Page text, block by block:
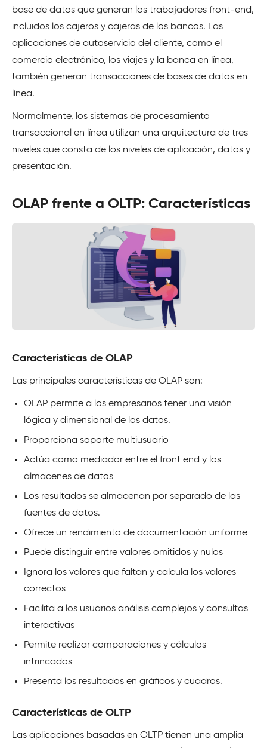
base de datos que generan los trabajadores front-end,
incluidos los cajeros y cajeras de los bancos. Las
aplicaciones de autoservicio del cliente, como el
comercio electrónico, los viajes y la banca en línea,
también generan transacciones de bases de datos en
línea.
Normalmente, los sistemas de procesamiento
transaccional en línea utilizan una arquitectura de tres
niveles que consta de los niveles de aplicación, datos y
presentación.
OLAP frente a OLTP: Características
Características de OLAP
Las principales características de OLAP son:
OLAP permite a los empresarios tener una visión
lógica y dimensional de los datos.
Proporciona soporte multiusuario
Actúa como mediador entre el front end y los
almacenes de datos
Los resultados se almacenan por separado de las
fuentes de datos.
Ofrece un rendimiento de documentación uniforme
Puede distinguir entre valores omitidos y nulos
Ignora los valores que faltan y calcula los valores
correctos
Facilita a los usuarios análisis complejos y consultas
interactivas
Permite realizar comparaciones y cálculos
intrincados
Presenta los resultados en gráficos y cuadros.
Características de OLTP
Las aplicaciones basadas en OLTP tienen una amplia